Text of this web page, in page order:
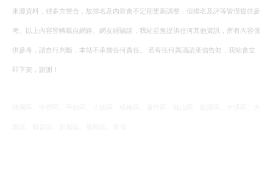
來源資料，經多方整合，故排名及內容會不定期更新調整，但排名及評等皆僅提供參
考。以上內容皆轉載自網路、網友經驗談，我站並無提供任何其他資訊，所有內容僅
供參考，請自行判斷，本站不承擔任何責任。 若有任何異議請來信告知，我站會立
即下架，謝謝！